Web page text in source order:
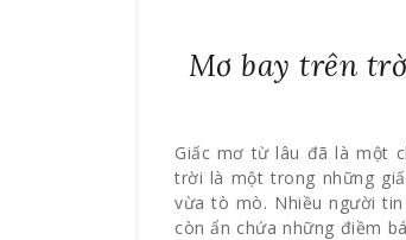
Mơ bay trên
Giấc mơ từ lâu đã là một
trời là một trong những
vừa tò mò. Nhiều người
còn ẩn chứa những điềm